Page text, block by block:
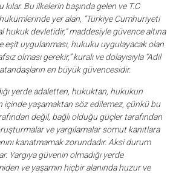
kılar. Bu ilkelerin başında gelen ve T.C
yer alan, “Türkiye Cumhuriyeti
hukuk devletidir,” maddesiyle güvence altına
eşit uygulanması, hukuku uygulayacak olan
olması gerekir,” kuralı ve dolayısıyla “Adil
en büyük güvencesidir.
yerde adaletten, hukuktan, hukukun
yaşamaktan söz edilemez, çünkü bu
değil, bağlı olduğu güçler tarafından
ve yargılamalar somut kanıtlara
kanatmamak zorundadır. Aksi durum
Yargıya güvenin olmadığı yerde
ve yaşamın hiçbir alanında huzur ve